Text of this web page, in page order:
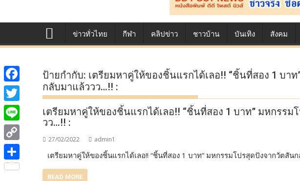
ข่าวทั่วไทย กีฬา คลิปข่าว ชาวบ้าน บันเทิง สังคม
ป้ายกำกับ: เตรียมหาคู่ให้ของชิ้นแรกได้เลอ!! “ชิ้นที่สอง 1 บา
กลับมาแล้ววว…!! :
เตรียมหาคู่ให้ของชิ้นแรกได้เลอ!! “ชิ้นที่สอง 1 บาท” มหกรร
วว…!! :
27/02/2022 admin1
เตรียมหาคู่ให้ของชิ้นแรกได้เลอ!! “ชิ้นที่สอง 1 บาท” มหกรรมโปรสุดปังจากวัตสัน
READ MORE
F
a
c
e
b
o
T
w
i
t
t
L
i
n
C
o
S